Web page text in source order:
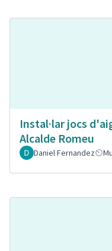
Instal·lar jocs
Alcalde Romeu
Daniel Fernandez